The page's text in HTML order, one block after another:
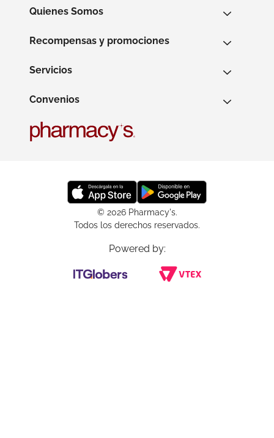
Quienes Somos
Recompensas y promociones
Servicios
Convenios
© 2026 Pharmacy's.
Todos los derechos reservados.
Powered by: